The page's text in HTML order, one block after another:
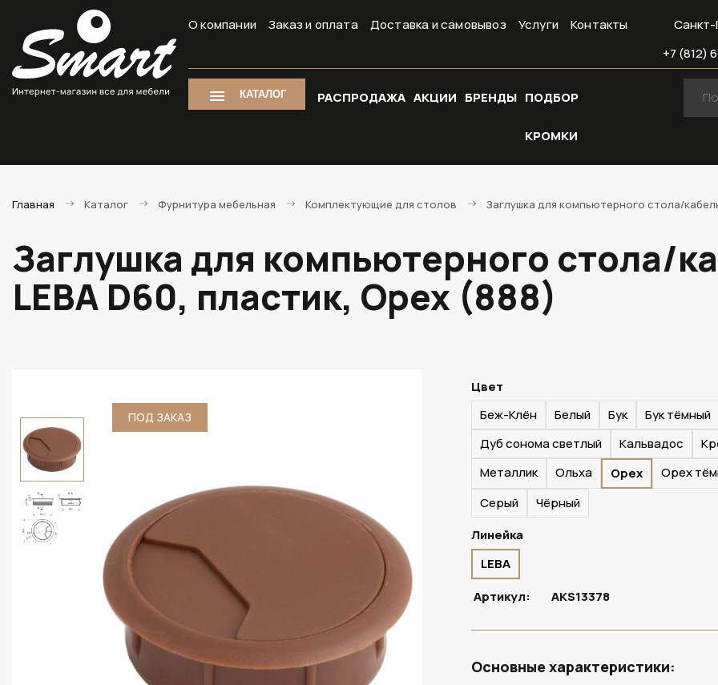
О компании Заказ и оплата Доставка и самовывоз Услуги Контакты
Санкт-
+7 (812)
КАТАЛОГ РАСПРОДАЖА АКЦИИ БРЕНДЫ ПОДБОР
КРОМКИ
Главная Каталог Фурнитура мебельная Комплектующие для столов Заглушка для компьютерного стола/
Заглушка для компьютерного стола/
LEBA D60, пластик, Орех (888)
ПОД ЗАКАЗ ПОД ЗАКАЗ
Цвет
Беж-Клён
Белый Бук Бук тёмный
Дуб сонома светлый
Кальвадос
Металлик
Ольха Орех
Орех
Серый
Чёрный
Линейка
LEBA
Артикул:
AKS13378
Основные характеристики: